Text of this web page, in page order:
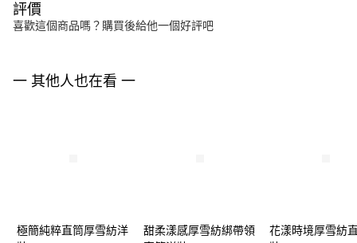
評價
喜歡這個商品嗎？購買後給他一個好評吧
一 其他人也在看 一
極簡純粹直筒厚雪紡洋
甜柔漾感厚雪紡綁帶領
花漾時境厚雪紡